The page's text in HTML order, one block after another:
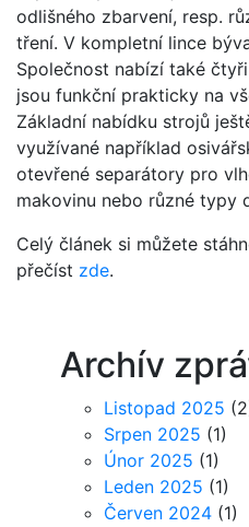
odlišného zbarvení, resp.
tření. V kompletní lince
Společnost nabízí také
jsou funkční prakticky na
Základní nabídku strojů
využívané například
otevřené separátory pro
makovinu nebo různé typy
Celý článek si můžete
přečíst zde.
Archív
Listopad 2025
Srpen 2025 (1)
Únor 2025 (1)
Leden 2025 (1)
Červen 2024 (1)